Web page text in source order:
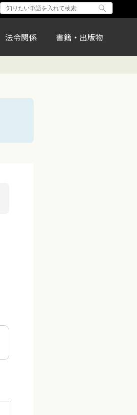
法令関係 書籍・出版物